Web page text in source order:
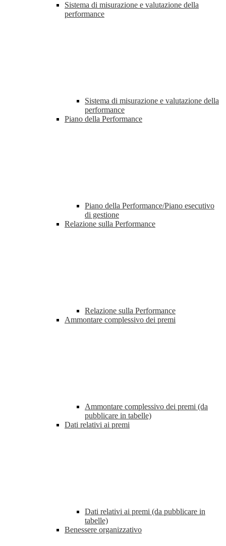
Sistema di misurazione e valutazione della
performance
Sistema di misurazione e valutazione della
performance
Piano della Performance
Piano della Performance/Piano esecutivo
di gestione
Relazione sulla Performance
Relazione sulla Performance
Ammontare complessivo dei premi
Ammontare complessivo dei premi (da
pubblicare in tabelle)
Dati relativi ai premi
Dati relativi ai premi (da pubblicare in
tabelle)
Benessere organizzativo